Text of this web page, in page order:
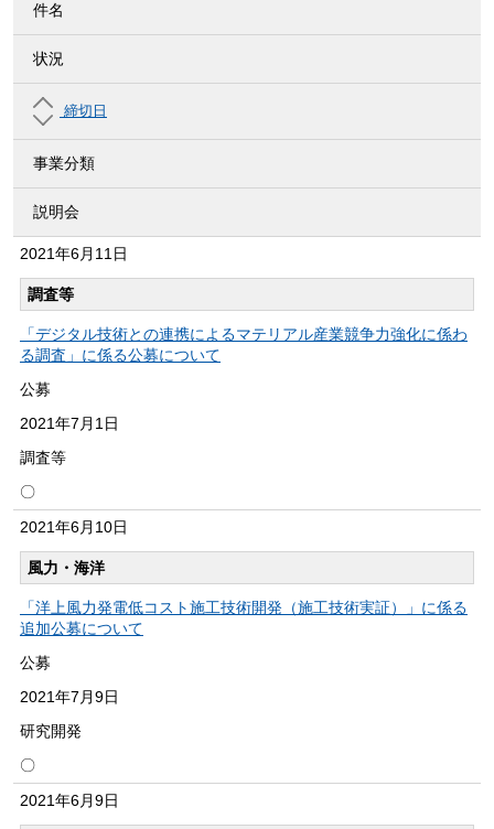
件名
状況
締切日
事業分類
説明会
2021年6月11日
調査等
「デジタル技術との連携によるマテリアル産業競争力強化に係わ
る調査」に係る公募について
公募
2021年7月1日
調査等
〇
2021年6月10日
風力・海洋
「洋上風力発電低コスト施工技術開発（施工技術実証）」に係る
追加公募について
公募
2021年7月9日
研究開発
〇
2021年6月9日